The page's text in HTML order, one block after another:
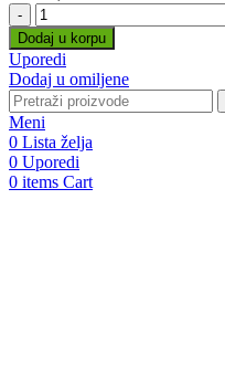
Baterija
za
sudoperu
RINGO
-
labud
lula
količina
Dodaj u korpu
Uporedi
Dodaj u omiljene
Meni
0 Lista želja
0 Uporedi
0 items Cart